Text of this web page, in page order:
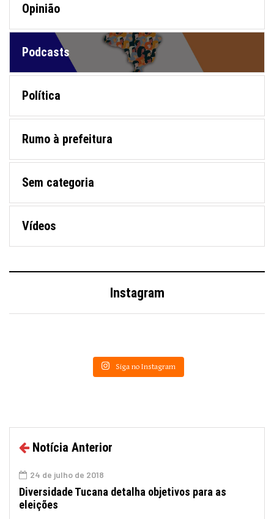
Opinião
Podcasts
Política
Rumo à prefeitura
Sem categoria
Vídeos
Instagram
Siga no Instagram
Notícia Anterior
24 de julho de 2018
Diversidade Tucana detalha objetivos para as
eleições